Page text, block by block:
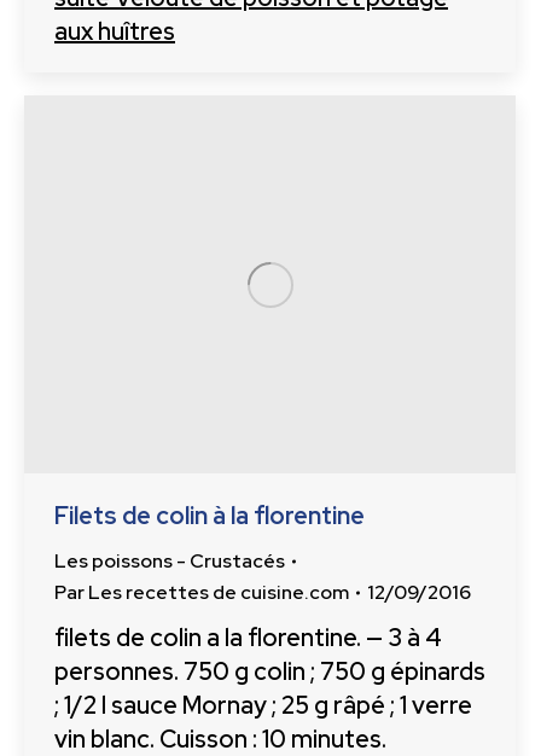
aux huîtres
Filets de colin à la florentine
Les poissons - Crustacés
ParLes recettes de cuisine.com 12/09/2016
filets de colin a la florentine. — 3 à 4
personnes. 750 g colin ; 750 g épinards
; 1/2 l sauce Mornay ; 25 g râpé ; 1 verre
vin blanc. Cuisson : 10 minutes.